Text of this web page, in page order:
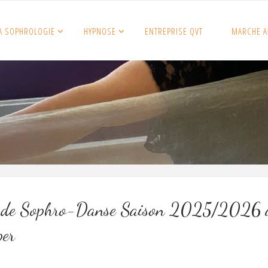
SOPHROLOGIE HYPNOSE ENTREPRISE QVT MARCHE
de Sophro-Danse Saison 2025/2026